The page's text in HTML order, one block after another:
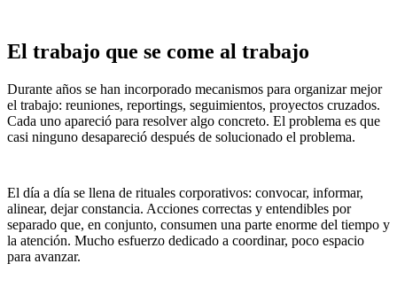
El trabajo que se come al trabajo
Durante años se han incorporado mecanismos para organizar mejor
el trabajo: reuniones, reportings, seguimientos, proyectos cruzados.
Cada uno apareció para resolver algo concreto. El problema es que
casi ninguno desapareció después de solucionado el problema.
El día a día se llena de rituales corporativos: convocar, informar,
alinear, dejar constancia. Acciones correctas y entendibles por
separado que, en conjunto, consumen una parte enorme del tiempo y
la atención. Mucho esfuerzo dedicado a coordinar, poco espacio
para avanzar.